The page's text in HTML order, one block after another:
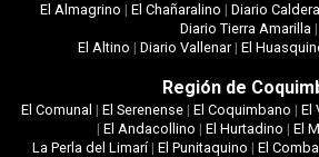
El Almagrino | El Chañaralino | Diario Caldera
Diario Tierra Amarilla|
El Altino | Diario Vallenar| El
Región de
El Comunal | El Serenense| El Coquimbano | El
| El Andacollino | El Hurtadino | El
La Perla del Limarí|El Punitaquino |El